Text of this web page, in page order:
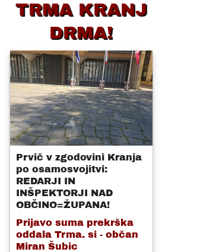
TRMA KRANJ
DRMA!
Prvič v zgodovini Kranja
po osamosvojitvi:
REDARJI IN
INŠPEKTORJI NAD
OBČINO=ŽUPANA!
Prijavo suma prekrška
oddala Trma. si - občan
Miran Šubic